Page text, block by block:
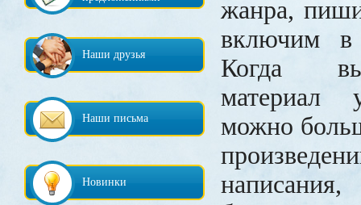
Наши друзья
Наши письма
Новинки
жанра,
включим
Когда
материал
можно